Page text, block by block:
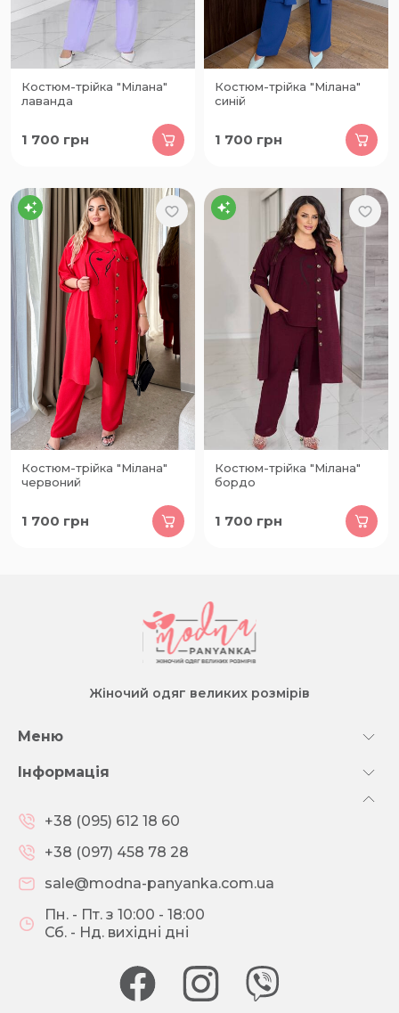
Костюм-трійка "Мілана"
лаванда
1 700 грн
Костюм-трійка "Мілана"
синій
1 700 грн
Костюм-трійка "Мілана"
червоний
1 700 грн
Костюм-трійка "Мілана"
бордо
1 700 грн
Жіночий одяг великих розмірів
Меню
Інформація
+38 (095) 612 18 60
+38 (097) 458 78 28
sale@modna-panyanka.com.ua
Пн. - Пт. з 10:00 - 18:00
Сб. - Нд. вихідні дні